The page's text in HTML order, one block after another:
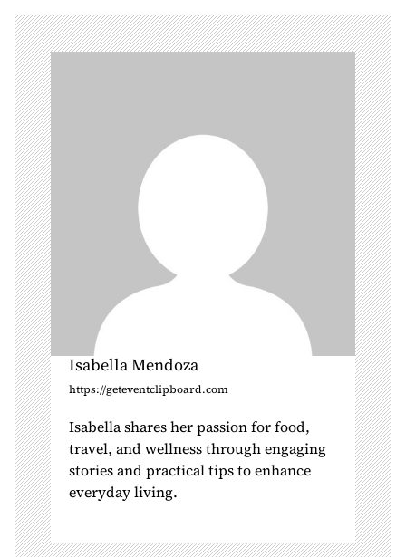
v
i
g
a
t
i
o
n
Isabella Mendoza
https://geteventclipboard.com
Isabella shares her passion for food,
travel, and wellness through engaging
stories and practical tips to enhance
everyday living.